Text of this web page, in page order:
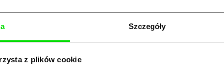
Szczegóły
z plików cookie
wystawionych faktur dziennie. Zobacz,